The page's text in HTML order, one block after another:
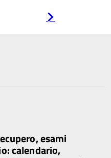
esami
calendario,